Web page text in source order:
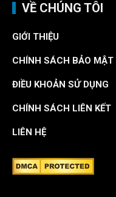
VỀ CHÚNG TÔI
GIỚI THIỆU
CHÍNH SÁCH BẢO MẬT
ĐIỀU KHOẢN SỬ DỤNG
CHÍNH SÁCH LIÊN KẾT
LIÊN HỆ